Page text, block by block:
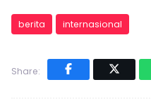
berita internasional
Share: